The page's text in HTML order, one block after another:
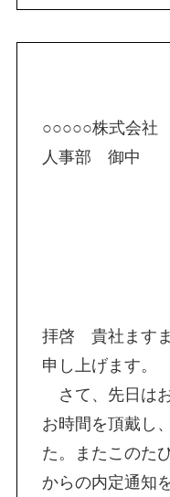
○○○○○株式会社
人事部 御中
拝啓 貴社ます
申し上げます。
さて、先日は
お時間を頂戴し
た。またこのた
からの内定通知